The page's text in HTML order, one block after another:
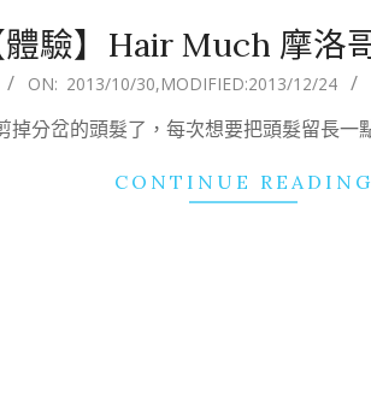
體驗】Hair Much 摩洛
ON: 2013/10/30,MODIFIED:2013/12/24
掉分岔的頭髮了，每次想要把頭髮留長一
CONTINUE READING